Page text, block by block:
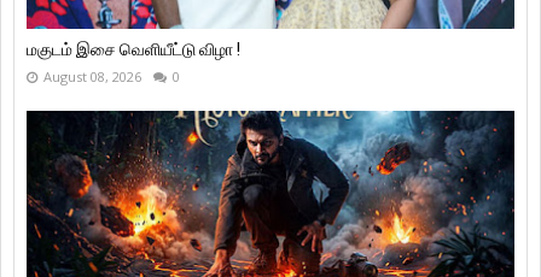
மகுடம் இசை வெளியீட்டு விழா !
August 08, 2026 0